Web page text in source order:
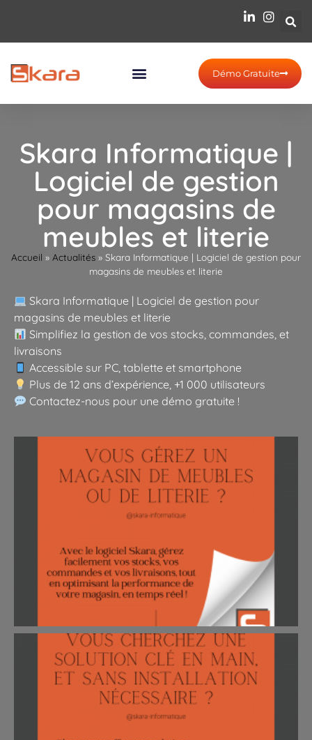
Démo Gratuite
Skara Informatique |
Logiciel de gestion
pour magasins de
meubles et literie
Accueil » Actualités » Skara Informatique | Logiciel de gestion pour
magasins de meubles et literie
Skara Informatique | Logiciel de gestion pour
magasins de meubles et literie
Simplifiez la gestion de vos stocks, commandes, et
livraisons
Accessible sur PC, tablette et smartphone
Plus de 12 ans d’expérience, +1 000 utilisateurs
Contactez-nous pour une démo gratuite !